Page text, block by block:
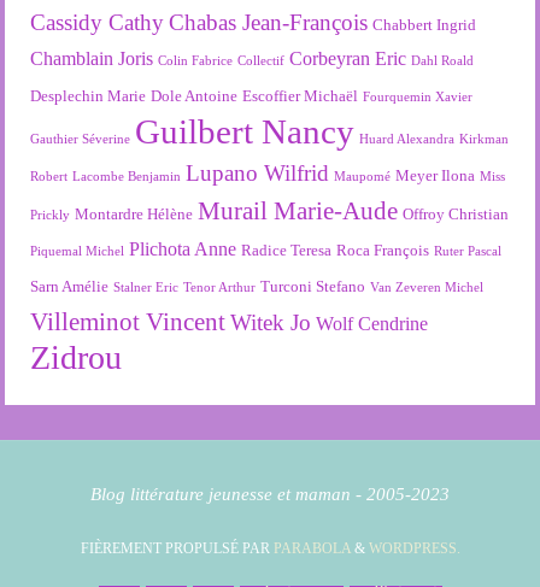
Cassidy Cathy Chabas Jean-François Chabbert Ingrid
Chamblain Joris Colin Fabrice Collectif Corbeyran Eric Dahl Roald
Desplechin Marie Dole Antoine Escoffier Michaël Fourquemin Xavier
Gauthier Séverine Guilbert Nancy Huard Alexandra Kirkman
Robert Lacombe Benjamin Lupano Wilfrid Maupomé Meyer Ilona Miss
Prickly Montardre Hélène Murail Marie-Aude Offroy Christian
Piquemal Michel Plichota Anne Radice Teresa Roca François Ruter Pascal
Sarn Amélie Stalner Eric Tenor Arthur Turconi Stefano Van Zeveren Michel
Villeminot Vincent Witek Jo Wolf Cendrine
Zidrou
Blog littérature jeunesse et maman - 2005-2023
FIÈREMENT PROPULSÉ PAR PARABOLA& WORDPRESS.